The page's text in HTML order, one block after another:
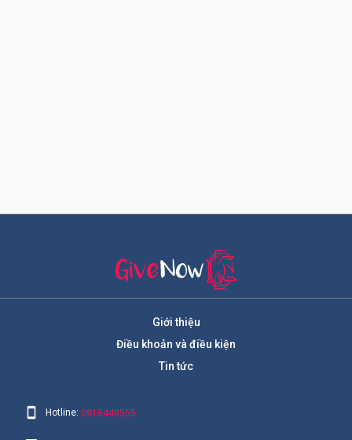
Giới thiệu
Điều khoản và điều kiện
Tin tức
Hotline:0915440555